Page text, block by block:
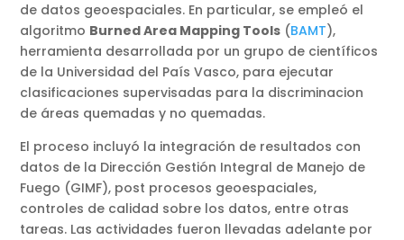
de datos geoespaciales. En particular, se empleó el
algoritmo Burned Area Mapping Tools (BAMT),
herramienta desarrollada por un grupo de científicos
de la Universidad del País Vasco, para ejecutar
clasificaciones supervisadas para la discriminacion
de áreas quemadas y no quemadas.
El proceso incluyó la integración de resultados con
datos de la Dirección Gestión Integral de Manejo de
Fuego (GIMF), post procesos geoespaciales,
controles de calidad sobre los datos, entre otras
tareas. Las actividades fueron llevadas adelante por